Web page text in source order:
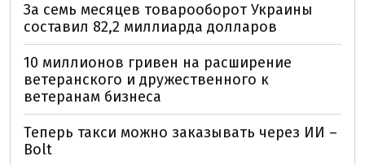
За семь месяцев товарооборот Украины
составил 82,2 миллиарда долларов
10 миллионов гривен на расширение
ветеранского и дружественного к
ветеранам бизнеса
Теперь такси можно заказывать через ИИ –
Bolt